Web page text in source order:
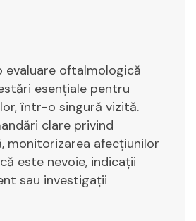
evaluare oftalmologică
esențiale pentru
într-o singură vizită.
clare privind
monitorizarea afecțiunilor
este nevoie, indicații
sau investigații